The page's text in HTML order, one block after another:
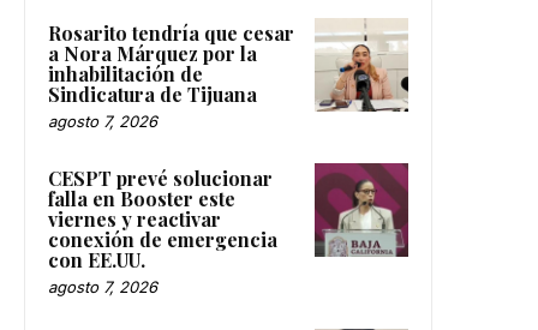
Rosarito tendría que cesar
a Nora Márquez por la
inhabilitación de
Sindicatura de Tijuana
agosto 7, 2026
CESPT prevé solucionar
falla en Booster este
viernes y reactivar
conexión de emergencia
con EE.UU.
agosto 7, 2026